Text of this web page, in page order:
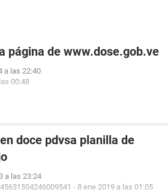
página de www.dose.gob.ve
a las 22:40
00:48
doce pdvsa planilla de
a las 23:24
- 8 ene 2019 a las 01:05